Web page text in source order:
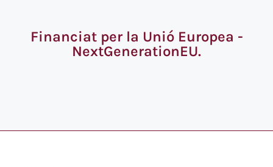
Financiat per la Unió Europea -
NextGenerationEU.